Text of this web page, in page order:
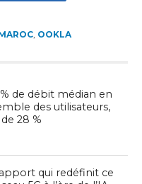
, OOKLA
de débit médian en
des utilisateurs,
28 %
qui redéfinit ce